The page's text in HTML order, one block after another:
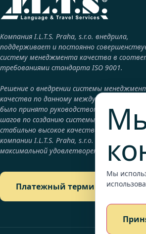
Компания I.L.T.S. Praha, s.r.o. внедрила,
поддерживает и постоянно
систему менеджмента качества в
требованиями стандарта ISO 9001.
Решение о внедрении системы
качества по данному международному
было принято руководством компании как
шагов по созданию системы,
стабильно высокое качество продукции и
компании I.L.T.S. Praha, s.r.o. с целью
максимальной удовлетворенности
Платежный терминал
Мы